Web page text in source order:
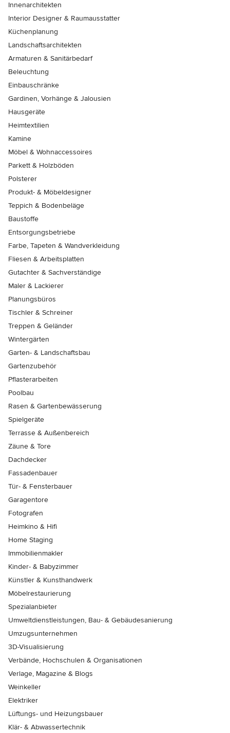
Innenarchitekten
Interior Designer & Raumausstatter
Küchenplanung
Landschaftsarchitekten
Armaturen & Sanitärbedarf
Beleuchtung
Einbauschränke
Gardinen, Vorhänge & Jalousien
Hausgeräte
Heimtextilien
Kamine
Möbel & Wohnaccessoires
Parkett & Holzböden
Polsterer
Produkt- & Möbeldesigner
Teppich & Bodenbeläge
Baustoffe
Entsorgungsbetriebe
Farbe, Tapeten & Wandverkleidung
Fliesen & Arbeitsplatten
Gutachter & Sachverständige
Maler & Lackierer
Planungsbüros
Tischler & Schreiner
Treppen & Geländer
Wintergärten
Garten- & Landschaftsbau
Gartenzubehör
Pflasterarbeiten
Poolbau
Rasen & Gartenbewässerung
Spielgeräte
Terrasse & Außenbereich
Zäune & Tore
Dachdecker
Fassadenbauer
Tür- & Fensterbauer
Garagentore
Fotografen
Heimkino & Hifi
Home Staging
Immobilienmakler
Kinder- & Babyzimmer
Künstler & Kunsthandwerk
Möbelrestaurierung
Spezialanbieter
Umweltdienstleistungen, Bau- & Gebäudesanierung
Umzugsunternehmen
3D-Visualisierung
Verbände, Hochschulen & Organisationen
Verlage, Magazine & Blogs
Weinkeller
Elektriker
Lüftungs- und Heizungsbauer
Klär- & Abwassertechnik